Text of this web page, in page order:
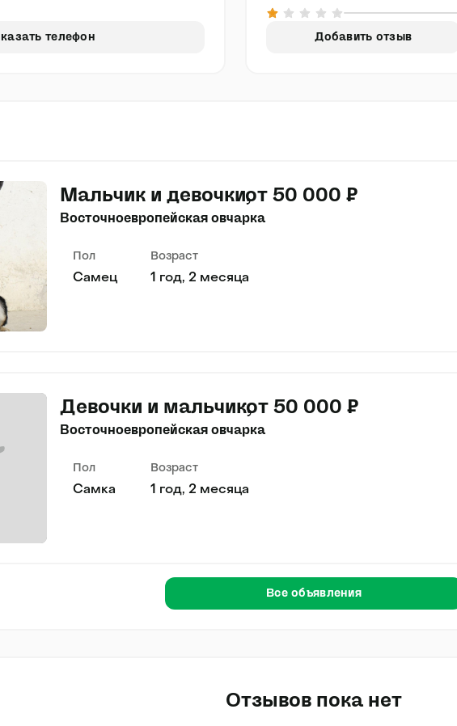
телефон Добавить отзыв
Мальчик и девочкиот 50 000 ₽
Восточноевропейская овчарка
Пол
Самец
Возраст
1 год, 2 месяца
Девочки и мальчикот 50 000 ₽
Восточноевропейская овчарка
Пол
Самка
Возраст
1 год, 2 месяца
Все объявления
Отзывов пока нет